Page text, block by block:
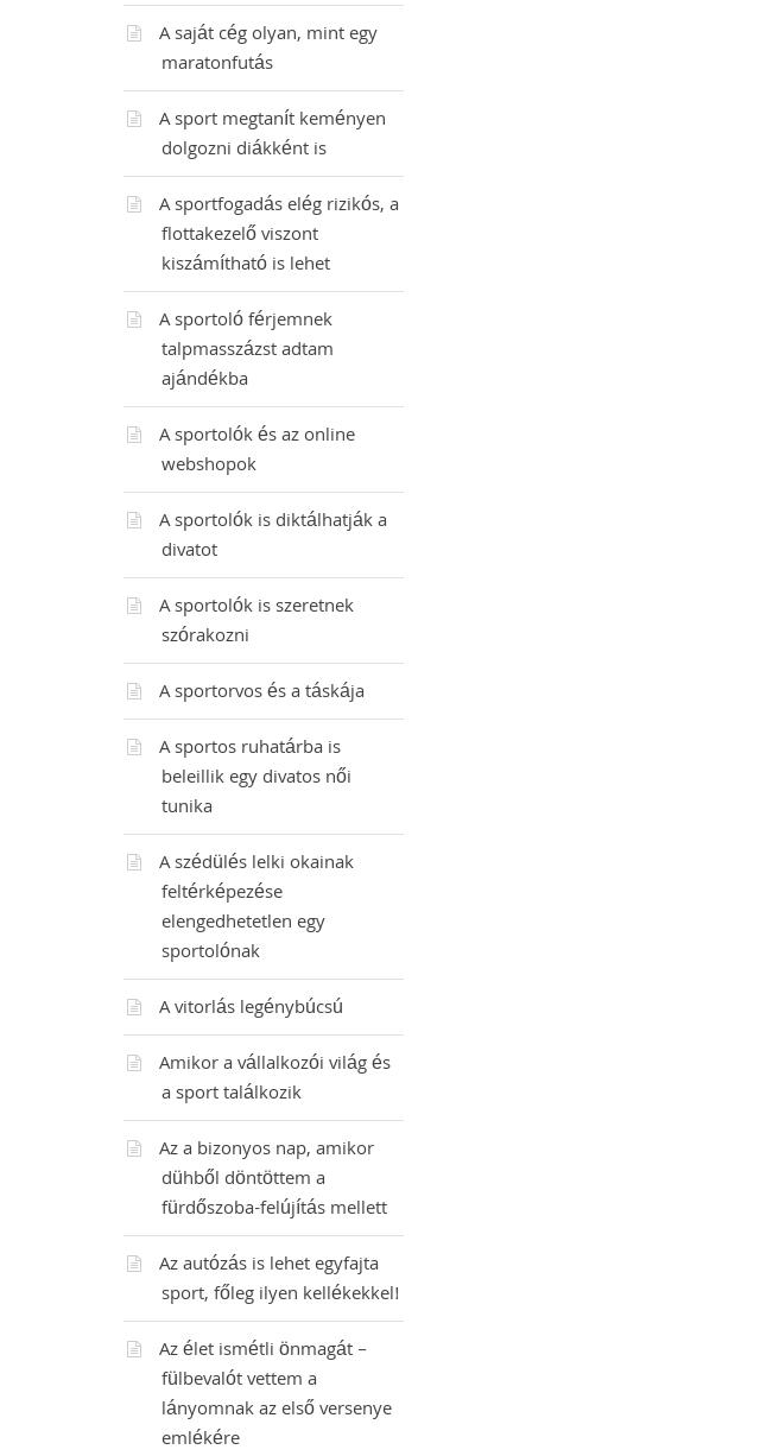
A saját cég olyan, mint egy
maratonfutás
A sport megtanít keményen
dolgozni diákként is
A sportfogadás elég rizikós, a
flottakezelő viszont
kiszámítható is lehet
A sportoló férjemnek
talpmasszázst adtam
ajándékba
A sportolók és az online
webshopok
A sportolók is diktálhatják a
divatot
A sportolók is szeretnek
szórakozni
A sportorvos és a táskája
A sportos ruhatárba is
beleillik egy divatos női
tunika
A szédülés lelki okainak
feltérképezése
elengedhetetlen egy
sportolónak
A vitorlás legénybúcsú
Amikor a vállalkozói világ és
a sport találkozik
Az a bizonyos nap, amikor
dühből döntöttem a
fürdőszoba-felújítás mellett
Az autózás is lehet egyfajta
sport, főleg ilyen kellékekkel!
Az élet ismétli önmagát –
fülbevalót vettem a
lányomnak az első versenye
emlékére